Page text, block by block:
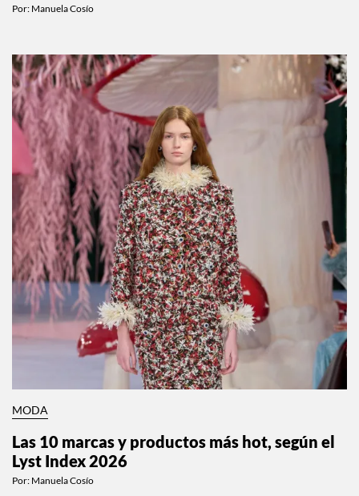
Por: Manuela Cosío
MODA
Las 10 marcas y productos más hot, según el
Lyst Index 2026
Por: Manuela Cosío